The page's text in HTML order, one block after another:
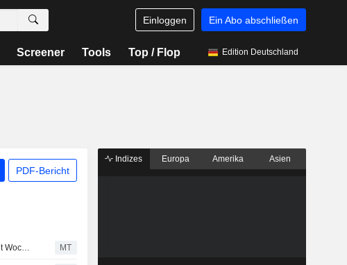
Einloggen Ein Abo abschließen
Screener Tools Top / Flop Edition Deutschland
PDF-Bericht
Swiss Market Index beendet Woche freundlich; Amrize unter Druck MT
Indizes Europa Amerika Asien